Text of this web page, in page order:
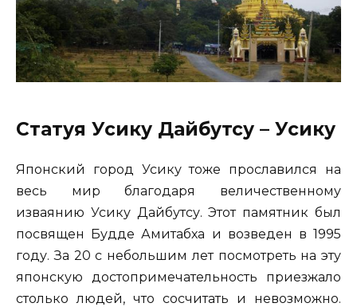
Статуя Усику Дайбутсу – Усику
Японский город Усику тоже прославился на
весь мир благодаря величественному
изваянию Усику Дайбутсу. Этот памятник был
посвящен Будде Амитабха и возведен в 1995
году. За 20 с небольшим лет посмотреть на эту
японскую достопримечательность приезжало
столько людей, что сосчитать и невозможно.